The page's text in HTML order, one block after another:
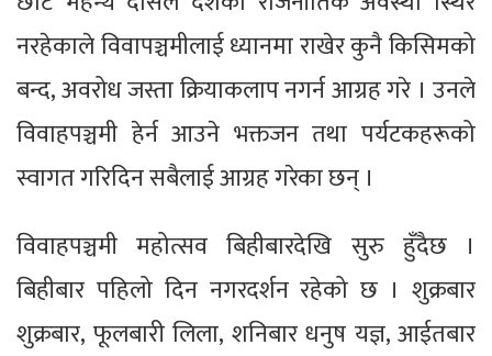
नरहेकाले विवापञ्चमीलाई ध्यानमा राखेर कुनै किसिमको
बन्द, अवरोध जस्ता क्रियाकलाप नगर्न आग्रह गरे । उनले
विवाहपञ्चमी हेर्न आउने भक्तजन तथा पर्यटकहरूको
स्वागत गरिदिन सबैलाई आग्रह गरेका छन् ।
विवाहपञ्चमी महोत्सव बिहीबारदेखि सुरु हुँदैछ ।
बिहीबार पहिलो दिन नगरदर्शन रहेको छ । शुक्रबार
शुक्रबार, फूलबारी लिला, शनिबार धनुष यज्ञ, आईतबार